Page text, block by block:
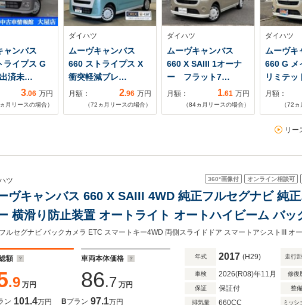
ャンバス
ライプス G
済未…
3.06 万円
月リースの場合）
ダイハツ
ムーヴキャンバス
660 ストライプス X
衝突軽減ブレ…
月額： 2.96 万円
（72 ヵ月リースの場合）
ダイハツ
ムーヴキャンバス
660 X SAIII 1オーナ
ー フラット7…
月額： 1.61 万円
（84ヵ月リースの場合）
ダイハツ
ムーヴキ
660 G メ
リミテ
月額：
（72 ヵ
リー
360°画像付 オンライン相談可
ツ
ヴキャンバス 660 X SAIII 4WD 純正フルセグナビ 純
横滑り防止装置 オートライト オートハイビーム バッ
ントリー ステアリングスイッチ アイドリングストップ
ー ETC オートエアコン
ルセグナビ バックカメラ ETC スマートキー4WD 両側スライドドア スマートアシストIII オ
額
.9 万円
車両本体価格
86.7 万円
ン 101.4万円 Bプラン 97.1万円
年式 2017 (H29) 走行
車検 2026(R08)年11月 修復
保証 保証付 整備
排気量 660CC ミッシ